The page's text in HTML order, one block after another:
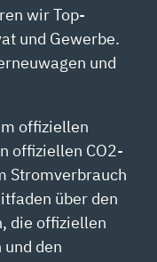
wir Top-
und Gewerbe.
und
offiziellen
offiziellen CO2-
Stromverbrauch
über den
die offiziellen
den